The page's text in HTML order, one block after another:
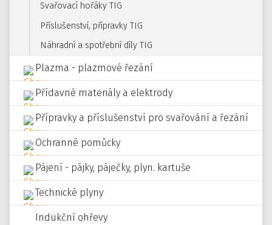
Svařovací hořáky TIG
Příslušenství, přípravky TIG
Náhradní a spotřební díly TIG
Plazma - plazmové řezání
Přídavné materiály a elektrody
Přípravky a příslušenství pro svařování a řezání
Ochranné pomůcky
Pájení - pájky, páječky, plyn. kartuše
Technické plyny
Indukční ohřevy